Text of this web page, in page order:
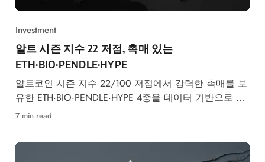
Investment
알트 시즌 지수 22 저점, 촉매 있는
ETH·BIO·PENDLE·HYPE
알트코인 시즌 지수 22/100 저점에서 강력한 촉매를 보
유한 ETH·BIO·PENDLE·HYPE 4종을 데이터 기반으로 엄
선했습니다.
7 min read